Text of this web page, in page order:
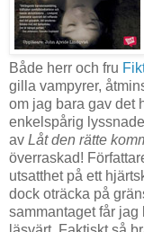
Både herr och fru
gilla vampyrer,
om jag bara gav det
enkelspårig
av Låt den rätte
överraskad!
utsatthet på ett
dock oträcka på
sammantaget får jag